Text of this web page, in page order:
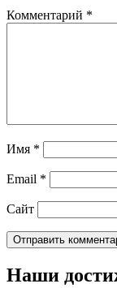
Комментарий *
Имя *
Email *
Сайт
Наши